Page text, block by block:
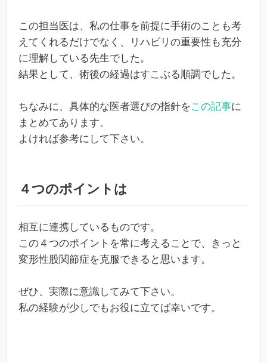
この担当医は、私の仕事を前提に手術のことも考
えてくれるだけでなく、リハビリの重要性も充分
に理解している先生でした。
結果として、術後の経過はすこぶる順調でした。
ちなみに、具体的な医者選びの指針をこの記事に
まとめてあります。
よければ参考にして下さい。
４つのポイントは
相互に連携しているものです。
この４つのポイントを常に考えることで、きっと
変形性股関節症を克服できると思います。
ぜひ、実際に意識してみて下さい。
私の経験が少しでもお役に立てば幸いです。